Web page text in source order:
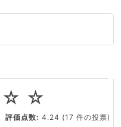
い
☆
☆
評価点数: 4.24 (17 件の投票)